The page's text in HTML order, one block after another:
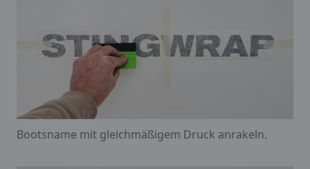
Bootsname mit gleichmäßigem Druck anrakeln.